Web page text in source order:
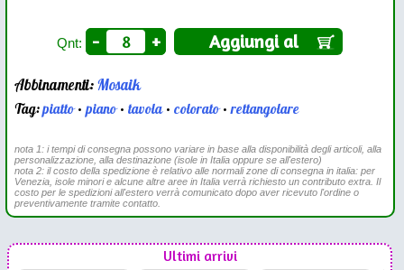
Qnt: - + Aggiungi al
Abbinamenti:Mosaik
Tag:piatto•piano•tavola•colorato•rettangolare
nota 1: i tempi di consegna possono variare in base alla disponibilità degli articoli, alla
personalizzazione, alla destinazione (isole in Italia oppure se all'estero)
nota 2: il costo della spedizione è relativo alle normali zone di consegna in italia: per
Venezia, isole minori e alcune altre aree in Italia verrà richiesto un contributo extra. Il
costo per le spedizioni all'estero verrà comunicato dopo aver ricevuto l'ordine o
preventivamente tramite contatto.
Ultimi arrivi